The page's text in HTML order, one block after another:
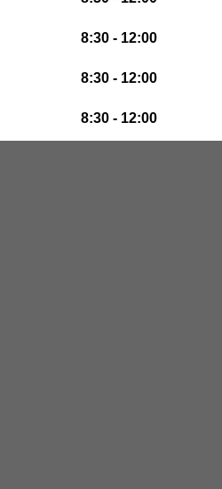
8:30 - 12:00
8:30 - 12:00
8:30 - 12:00